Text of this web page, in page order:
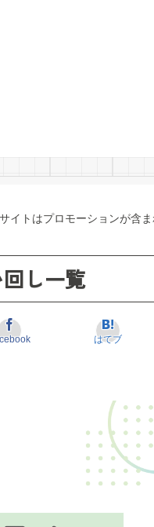
イトはプロモーションが含
回し一覧
はてブ